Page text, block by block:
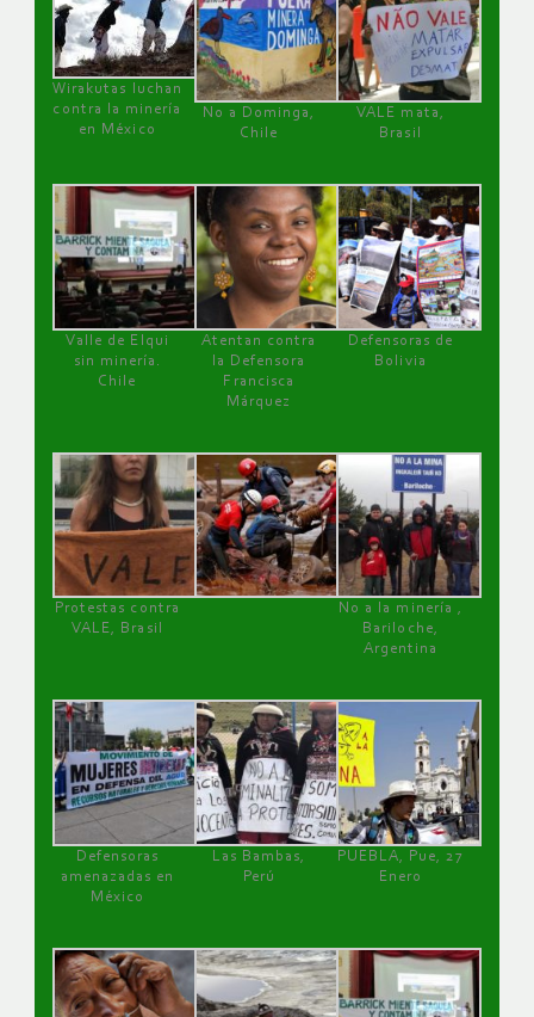
Wirakutas luchan
contra la minería
en México
No a Dominga,
Chile
VALE mata,
Brasil
Valle de Elqui
sin minería.
Chile
Atentan contra
la Defensora
Francisca
Márquez
Defensoras de
Bolivia
Protestas contra
VALE, Brasil
No a la minería ,
Bariloche,
Argentina
Defensoras
amenazadas en
México
Las Bambas,
Perú
PUEBLA, Pue, 27
Enero